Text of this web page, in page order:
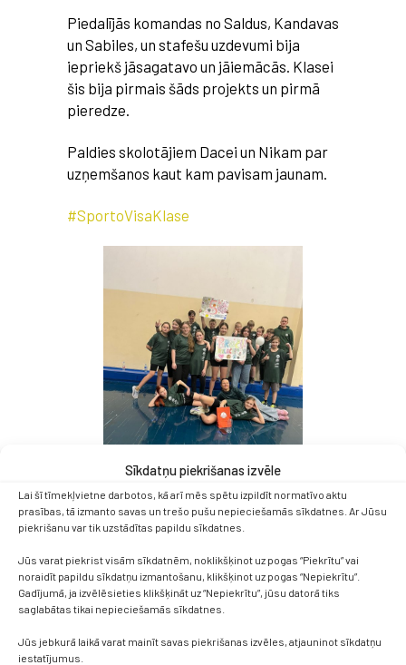
Sīkdatņu piekrišanas izvēle
Lai šī tīmekļvietne darbotos, kā arī mēs spētu izpildīt normatīvo aktu
prasības, tā izmanto savas un trešo pušu nepieciešamās sīkdatnes. Ar Jūsu
piekrišanu var tik uzstādītas papildu sīkdatnes.
Jūs varat piekrist visām sīkdatnēm, noklikšķinot uz pogas “Piekrītu” vai
noraidīt papildu sīkdatņu izmantošanu, klikšķinot uz pogas “Nepiekrītu”.
Gadījumā, ja izvēlēsieties klikšķināt uz “Nepiekrītu”, jūsu datorā tiks
saglabātas tikai nepieciešamās sīkdatnes.
Jūs jebkurā laikā varat mainīt savas piekrišanas izvēles, atjauninot sīkdatņu
iestatījumus.
Piedalījās komandas no Saldus, Kandavas
un Sabiles, un stafešu uzdevumi bija
iepriekš jāsagatavo un jāiemācās. Klasei
šis bija pirmais šāds projekts un pirmā
pieredze.
Paldies skolotājiem Dacei un Nikam par
uzņemšanos kaut kam pavisam jaunam.
#SportoVisaKlase
Kontakti